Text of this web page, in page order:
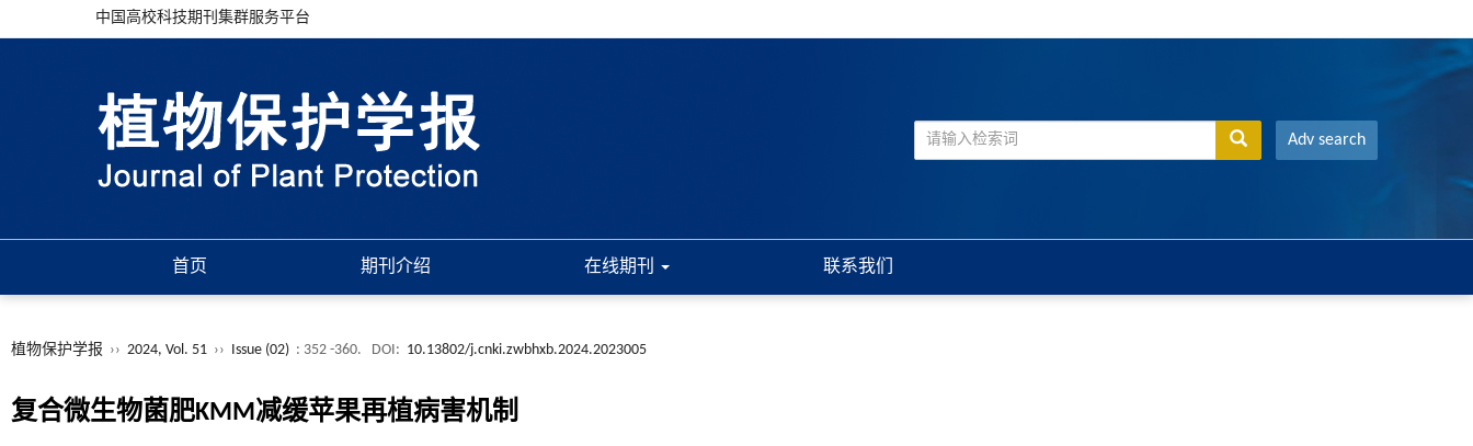
中国高校科技期刊集群服务平台
Adv search
首页 期刊介绍 在线期刊 联系我们
植物保护学报 ›› 2024, Vol. 51 ›› Issue (02) : 352 -360. DOI: 10.13802/j.cnki.zwbhxb.2024.2023005
复合微生物菌肥KMM减缓苹果再植病害机制